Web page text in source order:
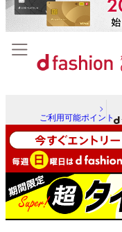
ご利用可能ポイント